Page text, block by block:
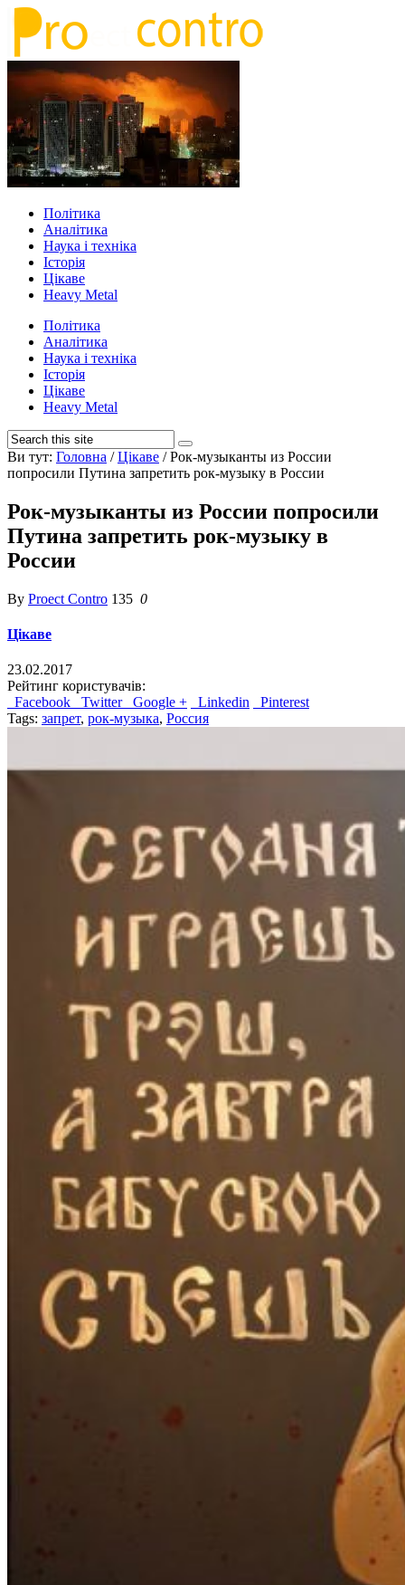
Політика
Аналітика
Наука і техніка
Історія
Цікаве
Heavy Metal
Політика
Аналітика
Наука і техніка
Історія
Цікаве
Heavy Metal
Ви тут: Головна /Цікаве /Рок-музыканты из России
попросили Путина запретить рок-музыку в России
Рок-музыканты из России попросили
Путина запретить рок-музыку в
России
By Proect Contro 135 0
Цікаве
23.02.2017
Рейтинг користувачів:
Facebook
Twitter Google + Linkedin
Pinterest
Tags: запрет, рок-музыка, Россия